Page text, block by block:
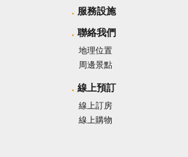
服務設施
聯絡我們
地理位置
周邊景點
線上預訂
線上訂房
線上購物